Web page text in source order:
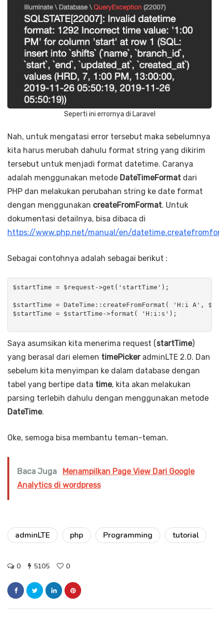
Seperti ini errornya di Laravel
Nah, untuk mengatasi error tersebut maka sebelumnya
kita harus merubah dahulu format string yang dikirim
tersebut untuk menjadi format datetime. Caranya
adalah menggunakan metode DateTimeFormat dari
PHP dan melakukan perubahan string ke date format
dengan menggunakan createFromFormat. Untuk
dokumentasi detailnya, bisa dibaca di
https://www.php.net/manual/en/
Sebagai contohnya adalah sebagai berikut :
$startTime = $request->get('startTime');
$startTime = DateTime::createFromFormat( 'H:i A',
$startTime = $startTime->format( 'H:i:s');
Saya asumsikan kita menerima request (startTime)
yang berasal dari elemen timePickeradminLTE 2.0. Dan
sebelum kita menyimpan ke dalam database dengan
tabel yang bertipe data time, kita akan melakukan
parsing terlebih dahulu dengan menggunakan metode
DateTime.
Oke, semoga bisa membantu teman-teman.
Baca Juga
Menampilkan Page View Dari Google
Analytics di wordpress
adminLTE php Programming tutorial
0 5105 0